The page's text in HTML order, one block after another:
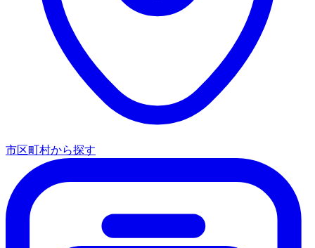
市区町村から探す